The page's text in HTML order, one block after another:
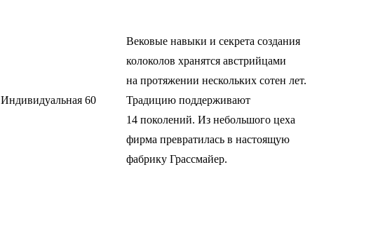
Индивидуальная 60
Вековые навыки и секрета создания
колоколов хранятся австрийцами
на протяжении нескольких сотен лет.
Традицию поддерживают
14 поколений. Из небольшого цеха
фирма превратилась в настоящую
фабрику Грассмайер.